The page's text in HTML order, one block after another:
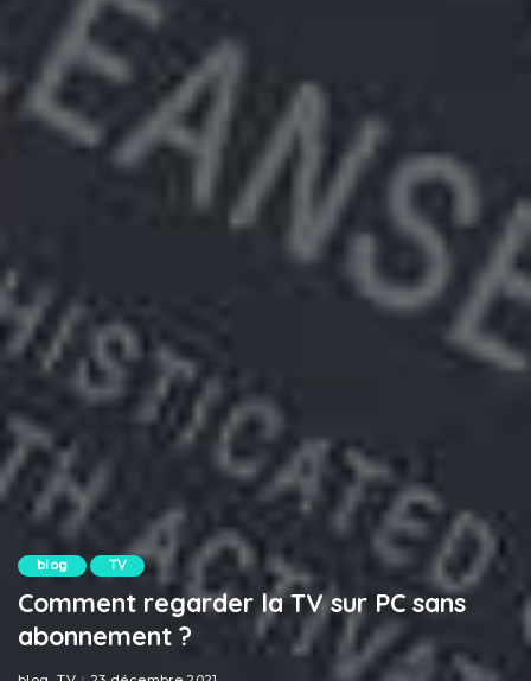
blog TV
Comment regarder la TV sur PC sans
abonnement ?